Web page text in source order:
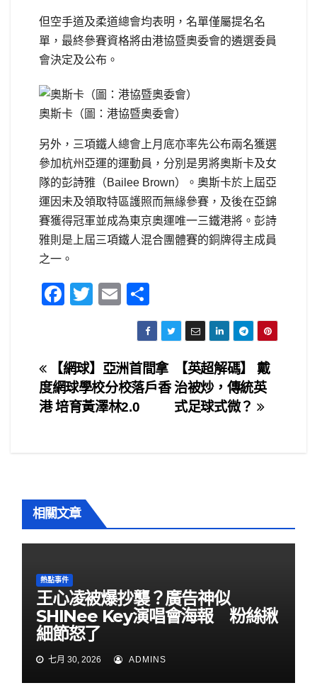
但空手道及柔道總會均表明，名單僅屬提名名
單，最終參賽資格將由港協暨奧委會的遴選委員
會決定及公布。
奧斯卡（圖：港協暨奧委會）
另外，三項鐵人總會上月底亦率先公布兩名獲選
參加杭州亞運的運動員，分別是男將奧斯卡及女
隊的彭詩雅（Bailee Brown）。奧斯卡於上屆亞
運因未及領取特區護照而無緣參賽，及後在亞錦
賽獲得冠軍並成為東京奧運唯一三鐵港將。彭詩
雅則是上屆三項鐵人混合團體賽的銅牌得主成員
之一。
F
e
b
o
T
er
E
m
ail
h
ar
e
文
章
【英超解碼】 戴
治被炒，傳統英
式足球式微？
【網球】亞洲首間拿
度網球學校分校落戶香
港 培育黃澤林2.0
相關文章
熱點事件
王心凌被爆抄襲？廣告神似
SHINee Key演唱會海報 粉絲揪
細節怒了
七月 30, 2026 ADMINS